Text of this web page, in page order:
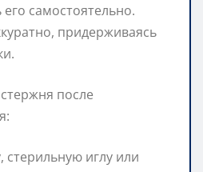
самостоятельно.
придерживаясь
после
стерильную иглу или